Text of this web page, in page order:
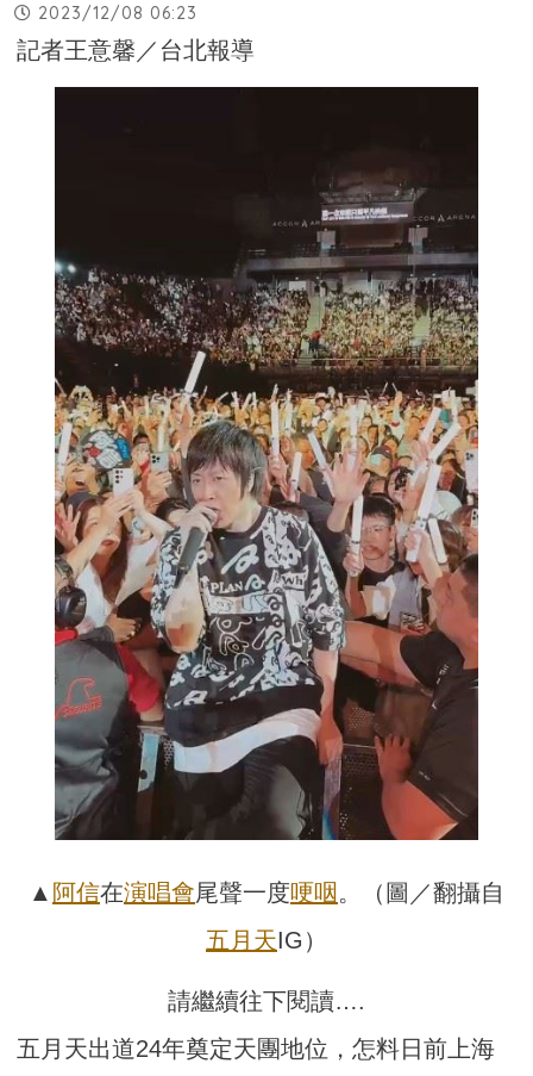
2023/12/08 06:23
記者王意馨／台北報導
▲ 阿信在演唱會尾聲一度哽咽 。（圖／翻攝自
五月天IG）
請繼續往下閱讀….
五月天出道24年奠定天團地位，怎料日前上海